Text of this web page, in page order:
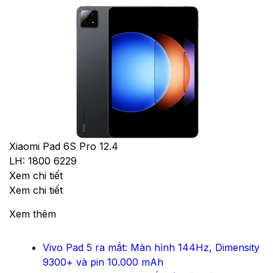
Xiaomi Pad 6S Pro 12.4
LH: 1800 6229
Xem chi tiết
Xem chi tiết
Xem thêm
Vivo Pad 5 ra mắt: Màn hình 144Hz, Dimensity
9300+ và pin 10.000 mAh